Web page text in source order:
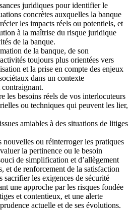
juridiques pour identifier le
concrètes auxquelles la banque
les impacts réels ou potentiels, et
à la maîtrise du risque juridique
de la banque.
de la banque, de son
toujours plus orientées vers
et la prise en compte des enjeux
dans un contexte
les besoins réels de vos interlocuteurs
ou techniques qui peuvent les lier,
amiables à des situations de litiges
nouvelles ou réinterroger les pratiques
la pertinence ou le besoin
de simplification et d’allègement
et de renforcement de la satisfaction
sacrifier les exigences de sécurité
une approche par les risques fondée
et contentieux, et une alerte
actuelle et de ses évolutions.